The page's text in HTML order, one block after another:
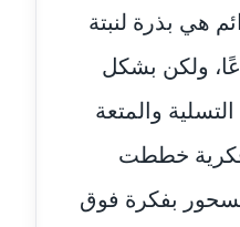
هي بذرة لنبتة
ولكن بشكل
والمتعة
فكرية خططت
بفكرة فوق